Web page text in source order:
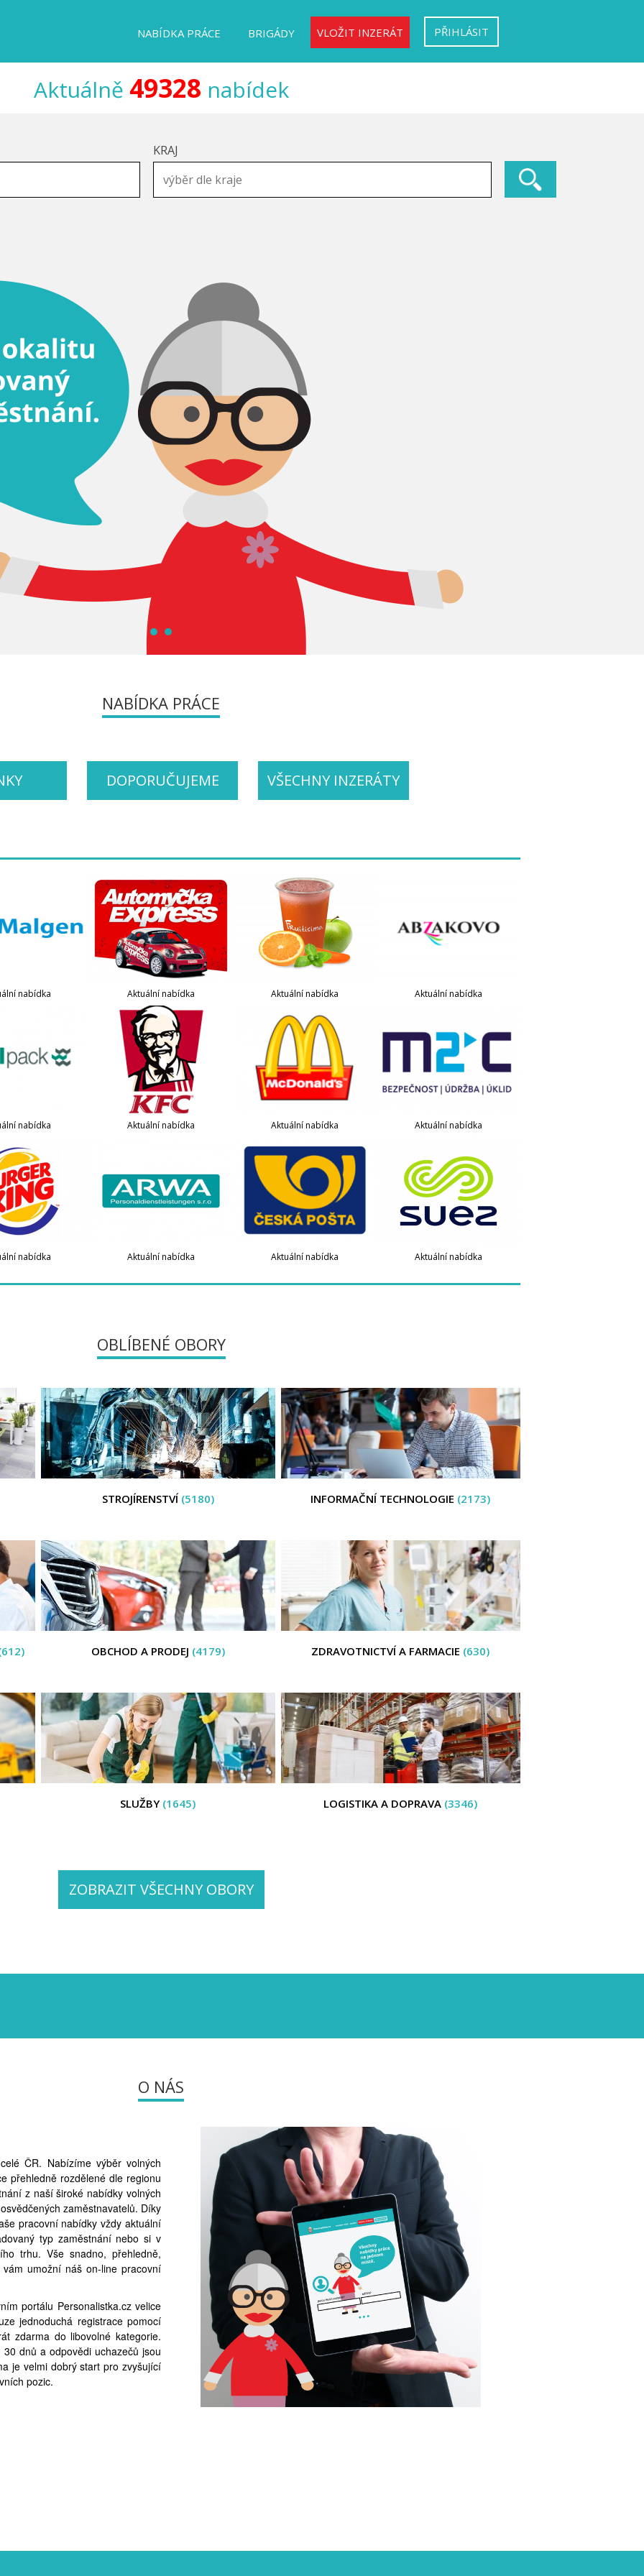
NABÍDKA PRÁCE BRIGÁDY VLOŽIT INZERÁT PŘIHLÁSIT
Aktuálně 49328 nabídek
KRAJ
NABÍDKA PRÁCE
DOPORUČUJEME VŠECHNY INZERÁTY
nabídka Aktuální nabídka Aktuální nabídka Aktuální nabídka
nabídka Aktuální nabídka Aktuální nabídka Aktuální nabídka
nabídka Aktuální nabídka Aktuální nabídka Aktuální nabídka
OBLÍBENÉ OBORY
STROJÍRENSTVÍ (5180) INFORMAČNÍ TECHNOLOGIE (2173)
OBCHOD A PRODEJ (4179) ZDRAVOTNICTVÍ A FARMACIE (630)
SLUŽBY (1645) LOGISTIKA A DOPRAVA (3346)
ZOBRAZIT VŠECHNY OBORY
O NÁS
ČR. Nabízíme výběr volných
přehledně rozdělené dle regionu
z naší široké nabídky volných
zaměstnavatelů. Díky
pracovní nabídky vždy aktuální
typ zaměstnání nebo si v
trhu. Vše snadno, přehledně,
umožní náš on-line pracovní
portálu Personalistka.cz velice
jednoduchá registrace pomocí
zdarma do libovolné kategorie.
dnů a odpovědi uchazečů jsou
je velmi dobrý start pro zvyšující
pozic.